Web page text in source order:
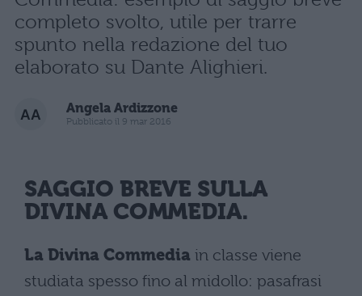
completo svolto, utile per trarre
spunto nella redazione del tuo
elaborato su Dante Alighieri.
Angela Ardizzone
Pubblicato il 9 mar 2016
SAGGIO BREVE SULLA
DIVINA COMMEDIA.
La Divina Commedia in classe viene
studiata spesso fino al midollo: pasafrasi